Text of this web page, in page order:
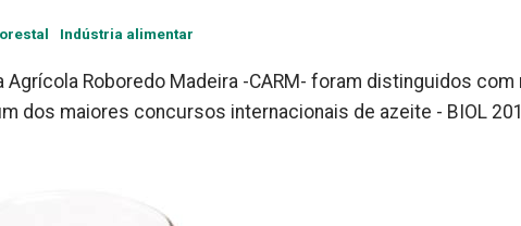
Indústria alimentar
Roboredo Madeira -CARM- foram distinguidos com
dos maiores concursos internacionais de azeite - BIOL